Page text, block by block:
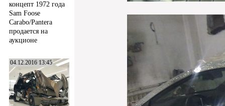
концепт 1972 года
Sam Foose
Carabo/Pantera
продается на
аукционе
04.12.2016 13:45